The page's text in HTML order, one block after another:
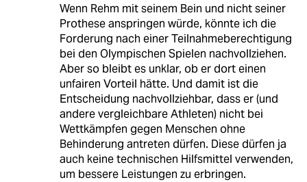
Wenn Rehm mit seinem Bein und nicht seiner
Prothese anspringen würde, könnte ich die
Forderung nach einer Teilnahmeberechtigung
bei den Olympischen Spielen nachvollziehen.
Aber so bleibt es unklar, ob er dort einen
unfairen Vorteil hätte. Und damit ist die
Entscheidung nachvollziehbar, dass er (und
andere vergleichbare Athleten) nicht bei
Wettkämpfen gegen Menschen ohne
Behinderung antreten dürfen. Diese dürfen ja
auch keine technischen Hilfsmittel verwenden,
um bessere Leistungen zu erbringen.